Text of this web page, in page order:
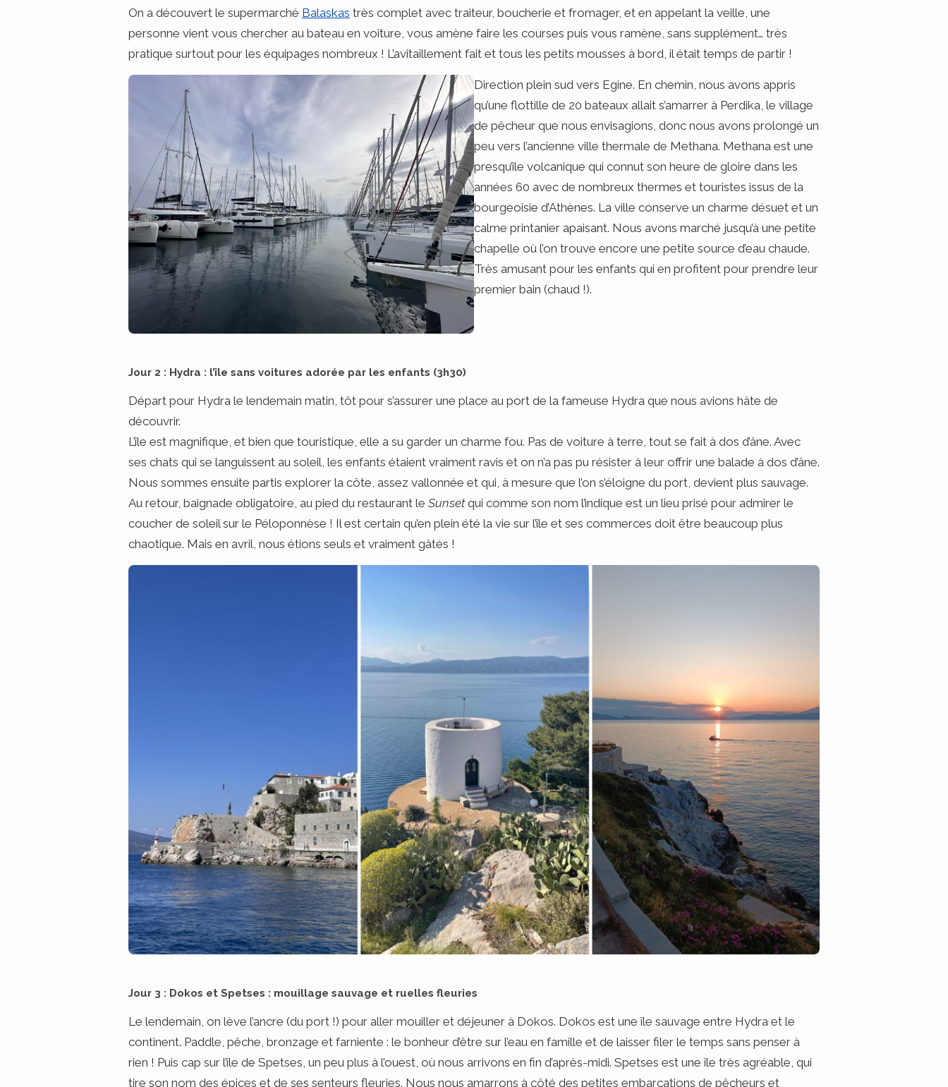
On a découvert le supermarché Balaskas très complet avec traiteur, boucherie et fromager, et en appelant la veille, une
personne vient vous chercher au bateau en voiture, vous amène faire les courses puis vous ramène, sans supplément… très
pratique surtout pour les équipages nombreux ! L’avitaillement fait et tous les petits mousses à bord, il était temps de partir !
Direction plein sud vers Egine. En chemin, nous avons appris
qu’une flottille de 20 bateaux allait s’amarrer à Perdika, le village
de pêcheur que nous envisagions, donc nous avons prolongé un
peu vers l’ancienne ville thermale de Methana. Methana est une
presqu’île volcanique qui connut son heure de gloire dans les
années 60 avec de nombreux thermes et touristes issus de la
bourgeoisie d’Athènes. La ville conserve un charme désuet et un
calme printanier apaisant. Nous avons marché jusqu’à une petite
chapelle où l’on trouve encore une petite source d’eau chaude.
Très amusant pour les enfants qui en profitent pour prendre leur
premier bain (chaud !).
Jour 2 : Hydra : l’île sans voitures adorée par les enfants (3h30)
Départ pour Hydra le lendemain matin, tôt pour s’assurer une place au port de la fameuse Hydra que nous avions hâte de
découvrir.
L’île est magnifique, et bien que touristique, elle a su garder un charme fou. Pas de voiture à terre, tout se fait à dos d’âne. Avec
ses chats qui se languissent au soleil, les enfants étaient vraiment ravis et on n’a pas pu résister à leur offrir une balade à dos d’âne.
Nous sommes ensuite partis explorer la côte, assez vallonnée et qui, à mesure que l’on s’éloigne du port, devient plus sauvage.
Au retour, baignade obligatoire, au pied du restaurant le Sunsetqui comme son nom l’indique est un lieu prisé pour admirer le
coucher de soleil sur le Péloponnèse ! Il est certain qu’en plein été la vie sur l’île et ses commerces doit être beaucoup plus
chaotique. Mais en avril, nous étions seuls et vraiment gâtés !
Jour 3 : Dokos et Spetses : mouillage sauvage et ruelles fleuries
Le lendemain, on lève l’ancre (du port !) pour aller mouiller et déjeuner à Dokos. Dokos est une île sauvage entre Hydra et le
continent. Paddle, pêche, bronzage et farniente : le bonheur d’être sur l’eau en famille et de laisser filer le temps sans penser à
rien ! Puis cap sur l’île de Spetses, un peu plus à l’ouest, où nous arrivons en fin d’après-midi. Spetses est une île très agréable, qui
tire son nom des épices et de ses senteurs fleuries. Nous nous amarrons à côté des petites embarcations de pêcheurs et